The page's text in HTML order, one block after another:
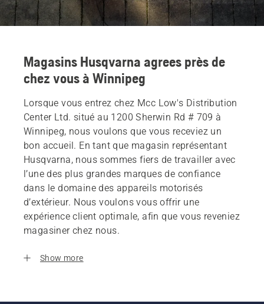
Magasins Husqvarna agrees près de
chez vous à Winnipeg
Lorsque vous entrez chez Mcc Low's Distribution
Center Ltd. situé au 1200 Sherwin Rd # 709 à
Winnipeg, nous voulons que vous receviez un
bon accueil. En tant que magasin représentant
Husqvarna, nous sommes fiers de travailler avec
l’une des plus grandes marques de confiance
dans le domaine des appareils motorisés
d’extérieur. Nous voulons vous offrir une
expérience client optimale, afin que vous reveniez
magasiner chez nous.
Show more